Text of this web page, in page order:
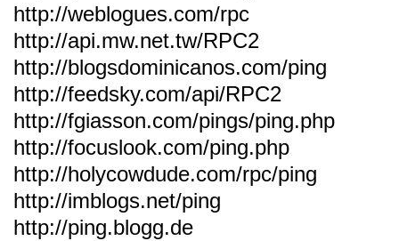
http://weblogues.com/rpc
http://api.mw.net.tw/RPC2
http://blogsdominicanos.com/ping
http://feedsky.com/api/RPC2
http://fgiasson.com/pings/ping.php
http://focuslook.com/ping.php
http://holycowdude.com/rpc/ping
http://imblogs.net/ping
http://ping.blogg.de